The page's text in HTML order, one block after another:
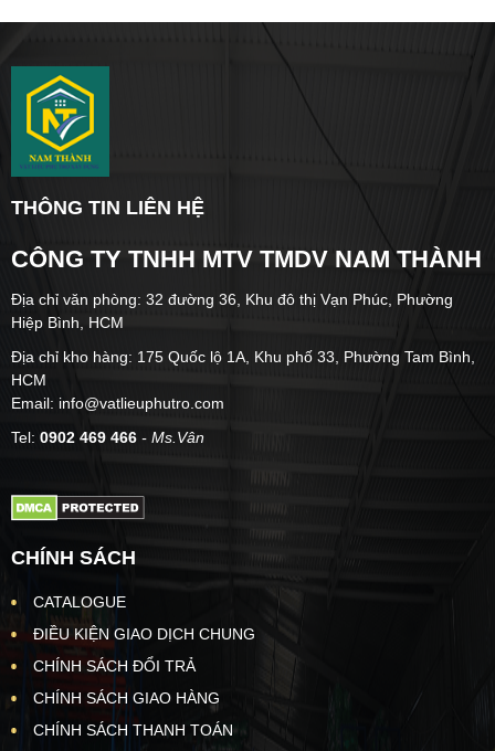
THÔNG TIN LIÊN HỆ
CÔNG TY TNHH MTV TMDV NAM THÀNH
Địa chỉ văn phòng: 32 đường 36, Khu đô thị Vạn Phúc, Phường
Hiệp Bình, HCM
Địa chỉ kho hàng: 175 Quốc lộ 1A, Khu phố 33, Phường Tam Bình,
HCM
Email: info@vatlieuphutro.com
Tel: 0902 469 466 - Ms.Vân
CHÍNH SÁCH
CATALOGUE
ĐIỀU KIỆN GIAO DỊCH CHUNG
CHÍNH SÁCH ĐỔI TRẢ
CHÍNH SÁCH GIAO HÀNG
CHÍNH SÁCH THANH TOÁN